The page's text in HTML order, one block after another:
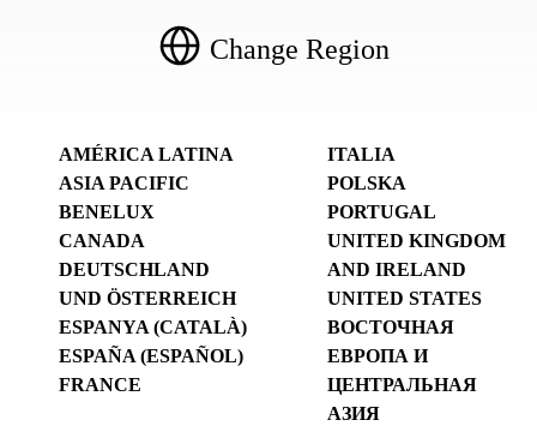
Change Region
AMÉRICA LATINA
ASIA PACIFIC
BENELUX
CANADA
DEUTSCHLAND
UND ÖSTERREICH
ESPANYA (CATALÀ)
ESPAÑA (ESPAÑOL)
FRANCE
ITALIA
POLSKA
PORTUGAL
UNITED KINGDOM
AND IRELAND
UNITED STATES
ВОСТОЧНАЯ
ЕВРОПА И
ЦЕНТРАЛЬНАЯ
АЗИЯ